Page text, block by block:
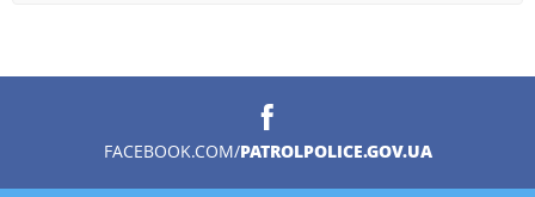
FACEBOOK.COM/PATROLPOLICE.GOV.UA